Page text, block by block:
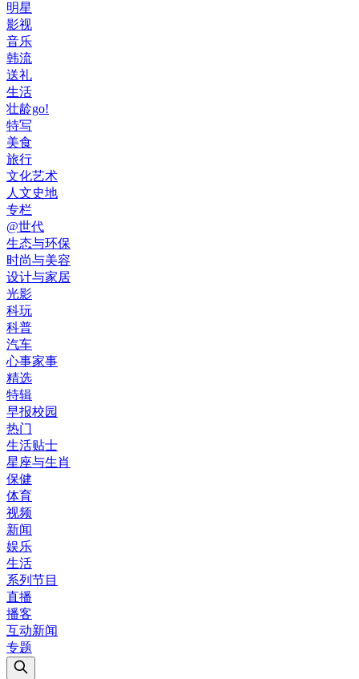
明星
影视
音乐
韩流
送礼
生活
壮龄go!
特写
美食
旅行
文化艺术
人文史地
专栏
@世代
生态与环保
时尚与美容
设计与家居
光影
科玩
科普
汽车
心事家事
精选
特辑
早报校园
热门
生活贴士
星座与生肖
保健
体育
视频
新闻
娱乐
生活
系列节目
直播
播客
互动新闻
专题